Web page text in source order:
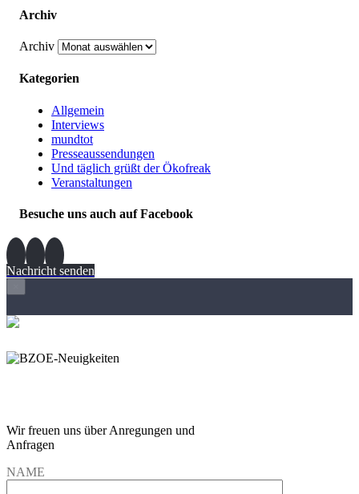
Archiv
Archiv
Kategorien
Allgemein
Interviews
mundtot
Presseaussendungen
Und täglich grüßt der Ökofreak
Veranstaltungen
Besuche uns auch auf Facebook
Nachricht senden
Wir freuen uns über Anregungen und
Anfragen
NAME